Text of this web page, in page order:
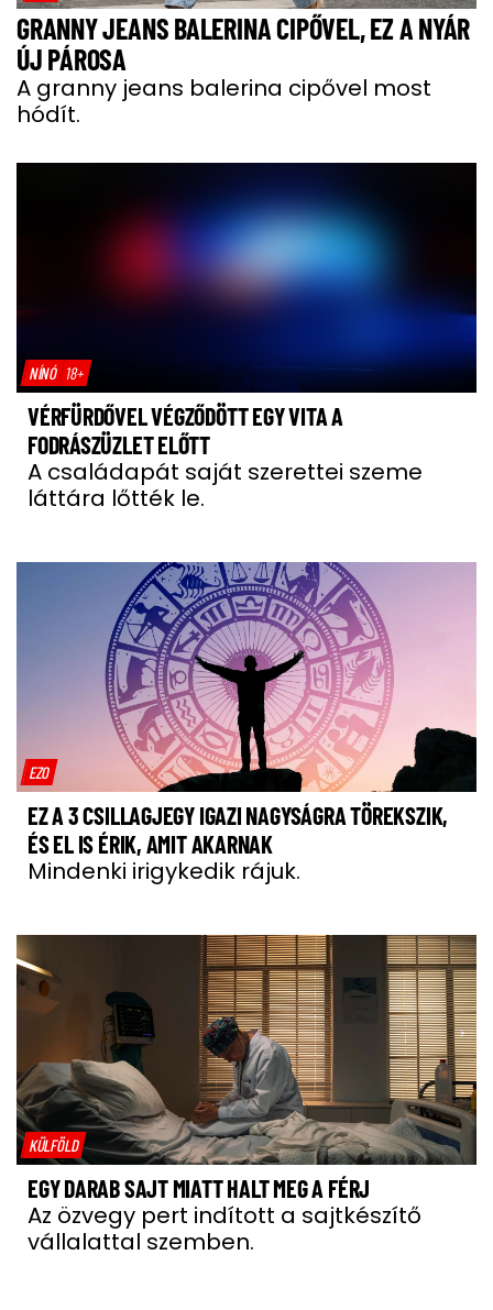
GRANNY JEANS BALERINA CIPŐVEL, EZ A NYÁR
ÚJ PÁROSA
A granny jeans balerina cipővel most
hódít.
NÍNÓ 18+
VÉRFÜRDŐVEL VÉGZŐDÖTT EGY VITA A
FODRÁSZÜZLET ELŐTT
A családapát saját szerettei szeme
láttára lőtték le.
EZO
EZ A 3 CSILLAGJEGY IGAZI NAGYSÁGRA TÖREKSZIK,
ÉS EL IS ÉRIK, AMIT AKARNAK
Mindenki irigykedik rájuk.
KÜLFÖLD
EGY DARAB SAJT MIATT HALT MEG A FÉRJ
Az özvegy pert indított a sajtkészítő
vállalattal szemben.